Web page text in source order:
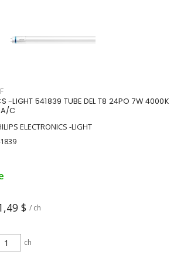
-LIGHT 541839 TUBE DEL T8 24PO 7W 4000K
A/C
ELECTRONICS -LIGHT
$ / ch
ch